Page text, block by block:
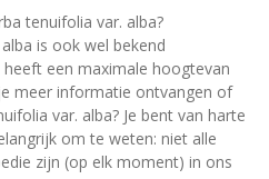
tenuifolia var. alba?
is ook wel bekend
heeft een maximale hoogtevan
meer informatie ontvangen of
var. alba? Je bent van harte
om te weten: niet alle
zijn (op elk moment) in ons